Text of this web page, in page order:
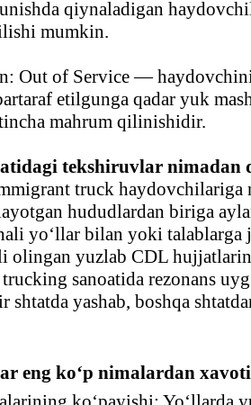
qiynaladigan
mumkin.
Out of Service —
etilgunga qadar yuk
mahrum qilinishidir.
tekshiruvlar nimadan
truck haydovchilariga
hududlardan biriga
yo‘llar bilan yoki talablarga
olingan yuzlab CDL
sanoatida rezonans
shtatda yashab, boshqa
eng ko‘p nimalardan